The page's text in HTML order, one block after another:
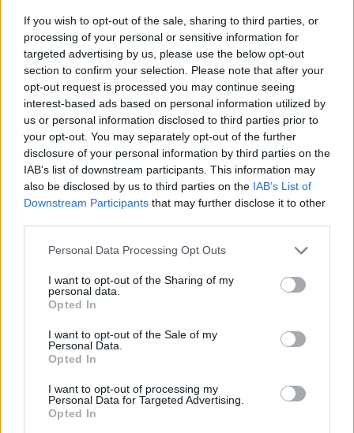
If you wish to opt-out of the sale, sharing to third parties, or
processing of your personal or sensitive information for
targeted advertising by us, please use the below opt-out
section to confirm your selection. Please note that after your
opt-out request is processed you may continue seeing
interest-based ads based on personal information utilized by
us or personal information disclosed to third parties prior to
your opt-out. You may separately opt-out of the further
disclosure of your personal information by third parties on the
IAB’s list of downstream participants. This information may
also be disclosed by us to third parties on the IAB’s List of
Downstream Participants that may further disclose it to other
Personal Data Processing Opt Outs
I want to opt-out of the Sharing of my
personal data.
Opted In
I want to opt-out of the Sale of my
Personal Data.
Opted In
I want to opt-out of processing my
Personal Data for Targeted Advertising.
Opted In
più fuori che dentro, Noa Lang può avere un'altra chance.
Bologna, Genoa e altre squadre hanno chiesto informazioni
per Lorenzo Lucca".
VAI ALLA VERSIONE CLASSICA
Il materiale (testo, foto e video) consultabile in questo portale è di nostra proprietà.